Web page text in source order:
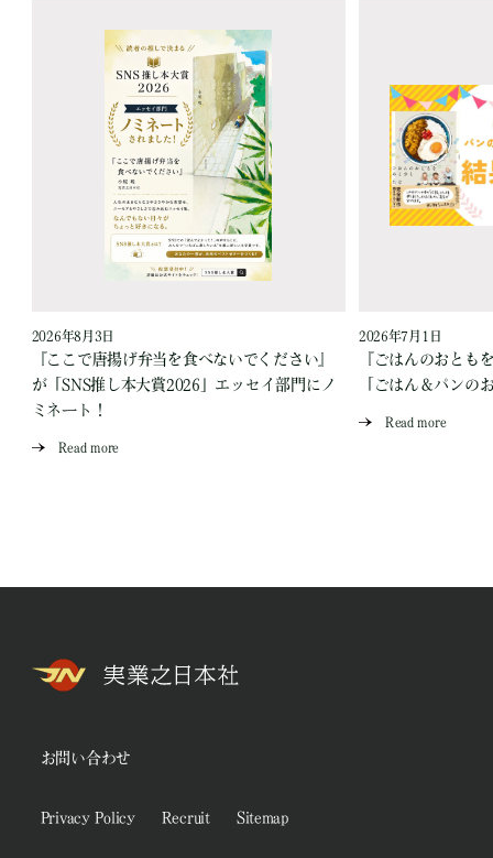
2026年8月3日
『ここで唐揚げ弁当を食べないでください』
が「SNS推し本大賞2026」エッセイ部門にノ
ミネート！
Read more
2026年7月1日
『ごはんのおとも
「ごはん＆パンの
Read more
お問い合わせ
Privacy Policy Recruit Sitemap